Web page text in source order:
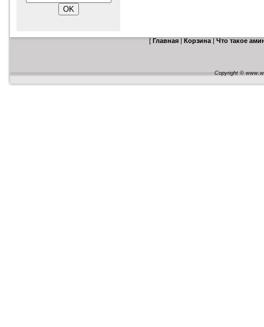
[ Главная| Корзина| Что такое
Copyright ©